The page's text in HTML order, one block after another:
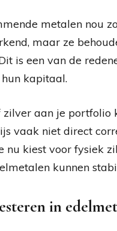
metalen nou
maar ze
is een van de
hun kapitaal.
aan je portfolio
vaak niet direct
nu kiest voor fysiek
kunnen
in